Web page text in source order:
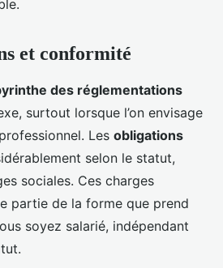
et conformité
des réglementations
surtout lorsque l’on envisage
Les obligations
selon le statut,
sociales. Ces charges
partie de la forme que prend
soyez salarié, indépendant